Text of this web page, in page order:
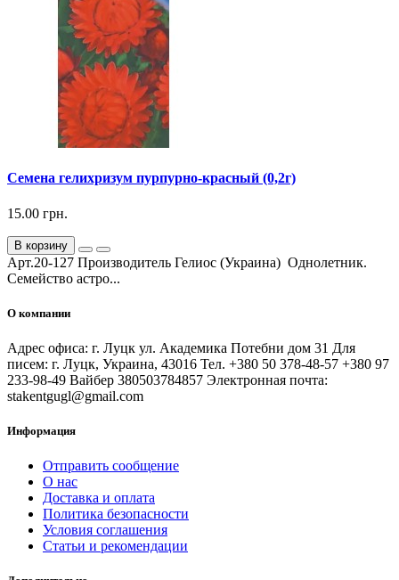
Семена гелихризум пурпурно-красный (0,2г)
15.00 грн.
В корзину
Арт.20-127 Производитель Гелиос (Украина) Однолетник.
Семейство астро...
О компании
Адрес офиса: г. Луцк ул. Академика Потебни дом 31 Для
писем: г. Луцк, Украина, 43016 Тел. +380 50 378-48-57 +380 97
233-98-49 Вайбер 380503784857 Электронная почта:
stakentgugl@gmail.com
Информация
Отправить сообщение
О нас
Доставка и оплата
Политика безопасности
Условия соглашения
Статьи и рекомендации